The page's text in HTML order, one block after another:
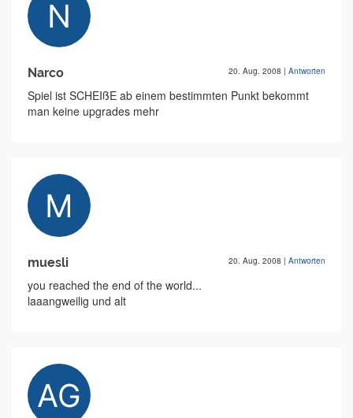
Narco 20. Aug. 2008 | Antworten
Spiel ist SCHEIßE ab einem bestimmten Punkt bekommt
man keine upgrades mehr
muesli 20. Aug. 2008 | Antworten
you reached the end of the world...
laaangweilig und alt